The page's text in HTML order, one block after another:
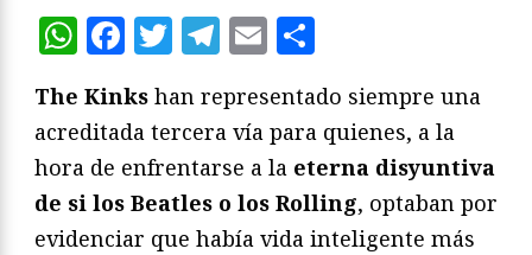
WhatsApp
Facebook
Twitter
Telegram
Email
The Kinks han representado siempre una
acreditada tercera vía para quienes, a la
hora de enfrentarse a la eterna disyuntiva
de si los Beatles o los Rolling, optaban por
evidenciar que había vida inteligente más